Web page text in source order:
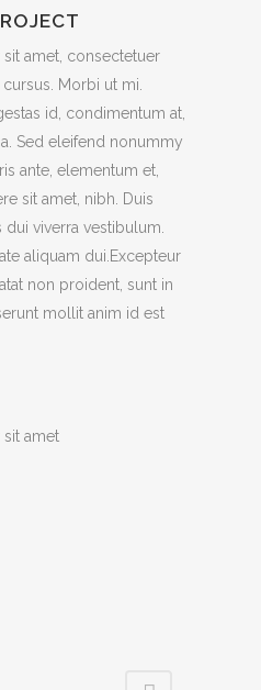
amet, consectetuer
Morbi ut mi.
id, condimentum at,
Sed eleifend nonummy
ante, elementum et,
sit amet, nibh. Duis
viverra vestibulum.
aliquam dui.Excepteur
non proident, sunt in
mollit anim id est
amet